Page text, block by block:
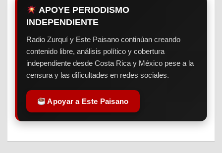
APOYE PERIODISMO
INDEPENDIENTE
Radio Zurquí y Este Paisano continúan creando
contenido libre, análisis político y cobertura
independiente desde Costa Rica y México pese a la
censura y las dificultades en redes sociales.
Apoyar a Este Paisano